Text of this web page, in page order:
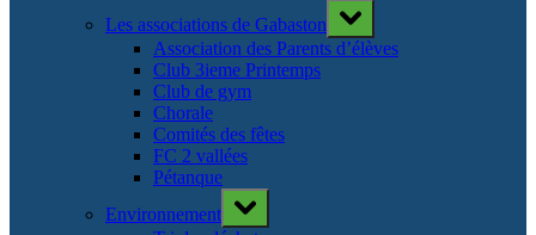
Les associations de Gabaston
Toggle
sub-
menu
Association des Parents d’élèves
Club 3ieme Printemps
Club de gym
Chorale
Comités des fêtes
FC 2 vallées
Pétanque
Environnement
Toggle
sub-